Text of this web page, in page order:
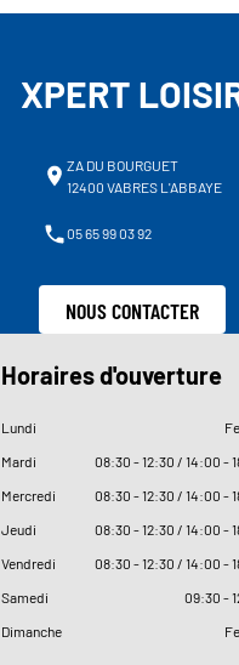
XPERT
ZA DU BOURGUET
12400 VABRES L'ABBAYE
05 65 99 03 92
NOUS CONTACTER
Horaires d'ouverture
Lundi
Mardi
08:30 - 12:30 / 14:00 -
Mercredi
08:30 - 12:30 / 14:00 -
Jeudi
08:30 - 12:30 / 14:00 -
Vendredi
08:30 - 12:30 / 14:00 -
Samedi
09:30 -
Dimanche